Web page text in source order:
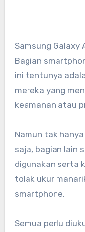
Samsung Galaxy A8 Star VS Vivo V11 Pro –
Bagian
ini tentunya
mereka yang
keamanan atau
Namun tak
saja, bagian lain
digunakan serta
tolak ukur
smartphone.
Semua perlu